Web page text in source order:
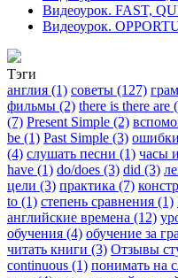
Видеоурок. FAST,
Видеоурок.
Тэги
англия (1) советы (127)
фильмы (2) there is there are
(7) Present Simple (2)
be (1) Past Simple (3)
(4) слушать песни (1) часы
have (1) do/does (3) did (3)
цели (3) практика (7)
to (1) степень сравнения (1)
английские времена (12)
обучения (4) обучение за
читать книги (3) Отзывы
continuous (1) понимать на